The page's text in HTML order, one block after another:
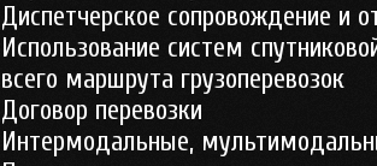
Диспетчерское сопровождение и
Использование систем
всего маршрута грузоперевозок
Договор перевозки
Интермодальные,